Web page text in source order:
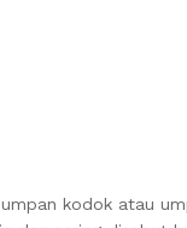
kodok atau